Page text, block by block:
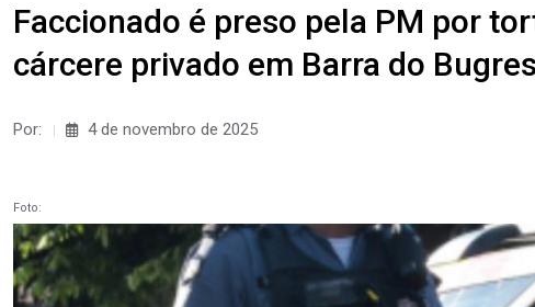
Faccionado é preso pela PM por
cárcere privado em Barra do Bugres
Por: 4 de novembro de 2025
Foto: